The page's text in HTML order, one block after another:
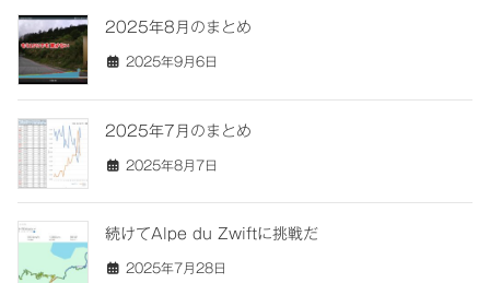
2025年8月のまとめ
2025年9月6日
2025年7月のまとめ
2025年8月7日
続けてAlpe du Zwiftに挑戦だ
2025年7月28日